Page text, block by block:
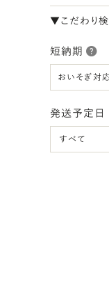
▼こだわり
短納期
おいそぎ対応
発送予定日